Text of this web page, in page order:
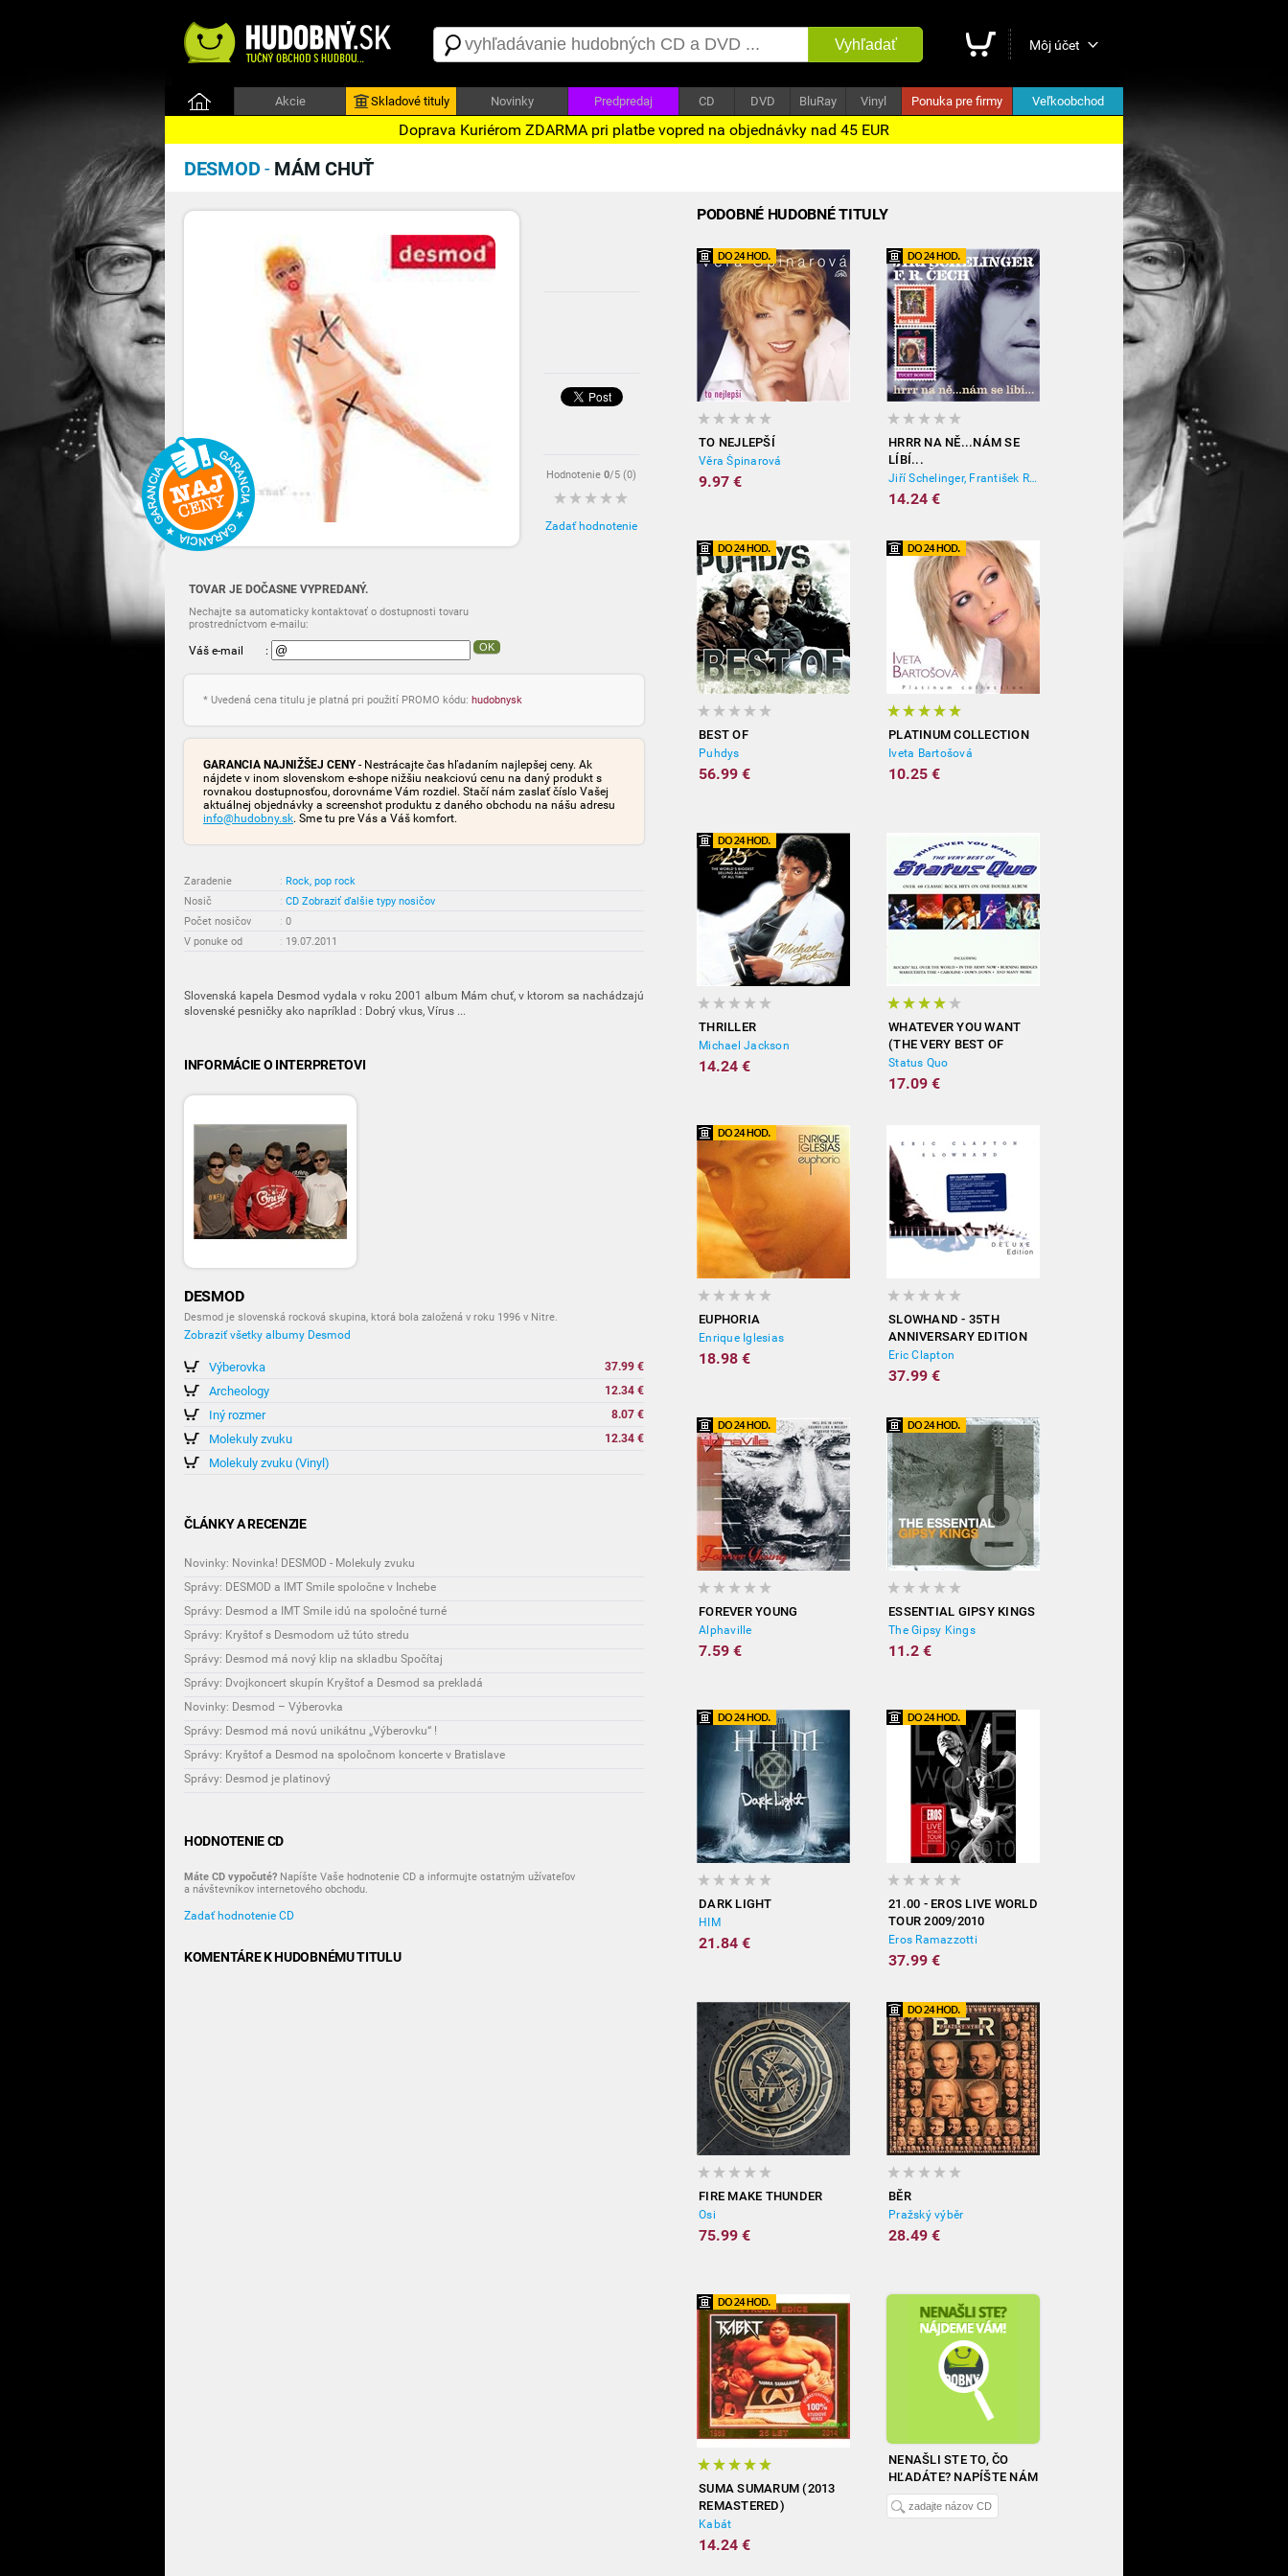
Vyhľadať Môj účet
Akcie Skladové tituly Novinky Predpredaj CD DVD BluRay Vinyl Ponuka pre firmy Veľkoobchod
Doprava Kuriérom ZDARMA pri platbe vopred na objednávky nad 45 EUR
DESMOD- MÁM CHUŤ
Hodnotenie 0/5 (0)
Zadať hodnotenie
TOVAR JE DOČASNE VYPREDANÝ.
Nechajte sa automaticky kontaktovať o dostupnosti tovaru
prostredníctvom e-mailu:
Váš e-mail : OK
* Uvedená cena titulu je platná pri použití PROMO kódu: hudobnysk
GARANCIA NAJNIŽŠEJ CENY- Nestrácajte čas hľadaním najlepšej ceny. Ak
nájdete v inom slovenskom e-shope nižšiu neakciovú cenu na daný produkt s
rovnakou dostupnosťou, dorovnáme Vám rozdiel. Stačí nám zaslať číslo Vašej
aktuálnej objednávky a screenshot produktu z daného obchodu na nášu adresu
info@hudobny.sk. Sme tu pre Vás a Váš komfort.
Zaradenie : Rock, pop rock
Nosič
: CD Zobraziť ďalšie typy nosičov
Počet nosičov
: 0
V ponuke od
: 19.07.2011
Slovenská kapela Desmod vydala v roku 2001 album Mám chuť, v ktorom sa nachádzajú
slovenské pesničky ako napríklad : Dobrý vkus, Vírus ...
INFORMÁCIE O INTERPRETOVI
DESMOD
Desmod je slovenská rocková skupina, ktorá bola založená v roku 1996 v Nitre.
Zobraziť všetky albumy Desmod
Výberovka 37.99 €
Archeology 12.34 €
Iný rozmer 8.07 €
Molekuly zvuku 12.34 €
Molekuly zvuku (Vinyl)
ČLÁNKY A RECENZIE
Novinky: Novinka! DESMOD - Molekuly zvuku
Správy: DESMOD a IMT Smile spoločne v Inchebe
Správy: Desmod a IMT Smile idú na spoločné turné
Správy: Kryštof s Desmodom už túto stredu
Správy: Desmod má nový klip na skladbu Spočítaj
Správy: Dvojkoncert skupín Kryštof a Desmod sa prekladá
Novinky: Desmod – Výberovka
Správy: Desmod má novú unikátnu „Výberovku“ !
Správy: Kryštof a Desmod na spoločnom koncerte v Bratislave
Správy: Desmod je platinový
HODNOTENIE CD
Máte CD vypočuté? Napíšte Vaše hodnotenie CD a informujte ostatným užívateľov
a návštevníkov internetového obchodu.
Zadať hodnotenie CD
KOMENTÁRE K HUDOBNÉMU TITULU
PODOBNÉ HUDOBNÉ TITULY
TO NEJLEPŠÍ
Věra Špinarová
9.97 €
HRRR NA NĚ...NÁM SE
LÍBÍ...
Jiří Schelinger, František Ringo Čech
14.24 €
BEST OF
Puhdys
56.99 €
PLATINUM COLLECTION
Iveta Bartošová
10.25 €
THRILLER
Michael Jackson
14.24 €
WHATEVER YOU WANT
(THE VERY BEST OF
STATUS QUO)
Status Quo
17.09 €
EUPHORIA
Enrique Iglesias
18.98 €
SLOWHAND - 35TH
ANNIVERSARY EDITION
(DELUXE)
Eric Clapton
37.99 €
FOREVER YOUNG
Alphaville
7.59 €
ESSENTIAL GIPSY KINGS
The Gipsy Kings
11.2 €
DARK LIGHT
HIM
21.84 €
21.00 - EROS LIVE WORLD
TOUR 2009/2010
Eros Ramazzotti
37.99 €
FIRE MAKE THUNDER
Osi
75.99 €
BĚR
Pražský výběr
28.49 €
SUMA SUMARUM (2013
REMASTERED)
Kabát
14.24 €
NENAŠLI STE TO, ČO
HĽADÁTE? NAPÍŠTE NÁM